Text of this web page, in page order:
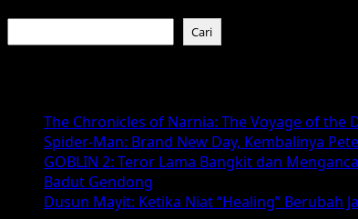
Setannya
Salawe
ke
Film
Horor-
Komedi
Cari
The Chronicles of Narnia: The Voyage of the
Spider-Man: Brand New Day, Kembalinya
GOBLIN 2: Teror Lama Bangkit dan
Badut Gendong
Dusun Mayit: Ketika Niat “Healing” Berubah